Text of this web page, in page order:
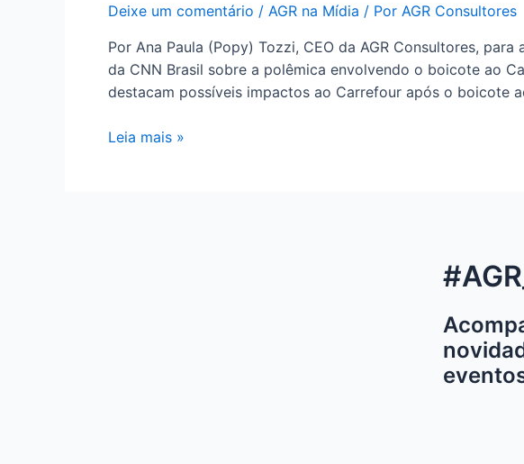
Deixe um comentário / AGR na Mídia / Por AGR Consultores
Por Ana Paula (Popy) Tozzi, CEO da AGR Consultores,
da CNN Brasil sobre a polêmica envolvendo o boicote ao
destacam possíveis impactos ao Carrefour após o boicote
Leia mais »